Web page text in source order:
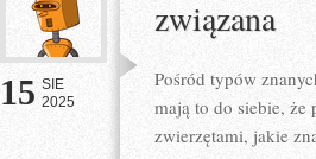
15 SIE
2025
związana
Pośród typów
mają to do siebie, że
zwierzętami, jakie